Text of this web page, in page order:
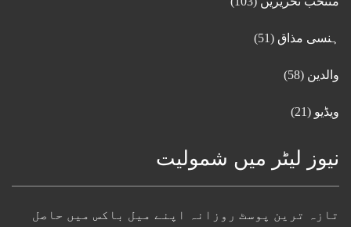
ہنسی مذاق (51)
والدین (58)
ویڈیو (21)
نیوز لیٹر میں شمولیت
تازہ ترین پوسٹ روزانہ اپنے میل باکس میں حاصل